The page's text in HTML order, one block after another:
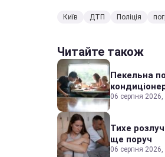
Київ ДТП Поліція
Читайте також
Пекельна
06 серпня 2026,
Тихе
ще поруч
06 серпня 2026,